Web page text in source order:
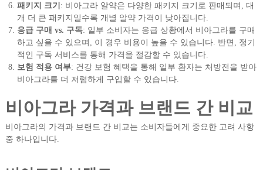
패키지 크기 : 비아그라 알약은 다양한 패키지 크기로 판매되며, 대
개 더 큰 패키지일수록 개별 알약 가격이 낮아집니다.
응급 구매 vs. 구독: 일부 소비자는 응급 상황에서 비아그라를 구매
하고 싶을 수 있으며, 이 경우 비용이 높을 수 있습니다. 반면, 정기
적인 구독 서비스를 통해 가격을 절감할 수 있습니다.
보험 적용 여부: 건강 보험 혜택을 통해 일부 환자는 처방전을 받아
비아그라를 더 저렴하게 구입할 수 있습니다.
비아그라 가격과 브랜드 간 비교
비아그라의 가격과 브랜드 간 비교는 소비자들에게 중요한 고려 사항
중 하나입니다.